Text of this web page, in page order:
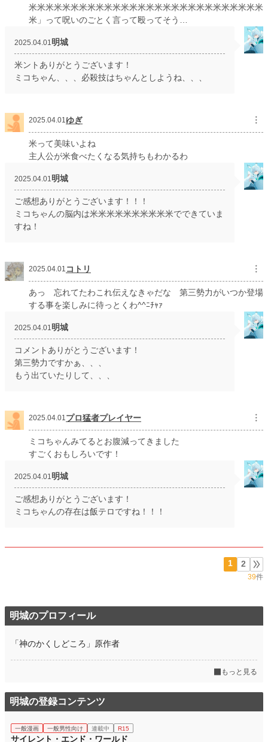
米米米米米米米米米米米米米米米米米米米米米米米米米米米米
米」って呪いのごとく言って殴ってそう…
2025.04.01 明城
米ントありがとうございます！
ミコちゃん、、、必殺技はちゃんとしようね、、、
2025.04.01ゆぎ ︙
米って美味いよね
主人公が米食べたくなる気持ちもわかるわ
2025.04.01 明城
ご感想ありがとうございます！！！
ミコちゃんの脳内は米米米米米米米米米米でできていま
すね！
2025.04.01 コトリ ︙
あっ 忘れてたわこれ伝えなきゃだな 第三勢力がいつか登場
する事を楽しみに待っとくわ^^ﾆﾁｬｧ
2025.04.01 明城
コメントありがとうございます！
第三勢力ですかぁ、、、
もう出ていたりして、、、
2025.04.01プロ猛者プレイヤー ︙
ミコちゃんみてるとお腹減ってきました
すごくおもしろいです！
2025.04.01 明城
ご感想ありがとうございます！
ミコちゃんの存在は飯テロですね！！！
1 2
39件
明城のプロフィール
「神のかくしどころ」原作者
もっと見る
明城の登録コンテンツ
一般漫画 一般男性向け 連載中 R15
サイレント・エンド・ワールド